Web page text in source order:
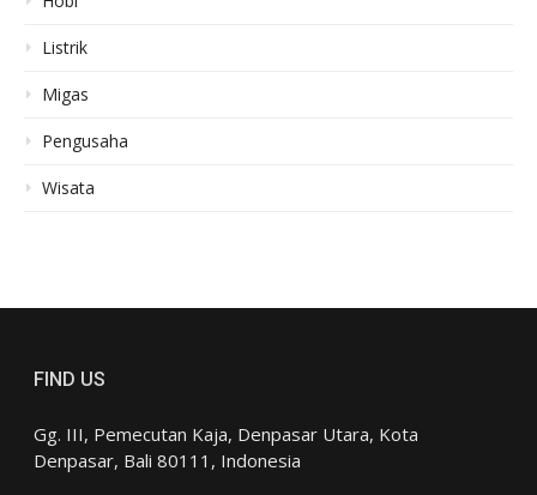
Listrik
Migas
Pengusaha
Wisata
FIND US
Gg. III, Pemecutan Kaja, Denpasar Utara, Kota
Denpasar, Bali 80111, Indonesia